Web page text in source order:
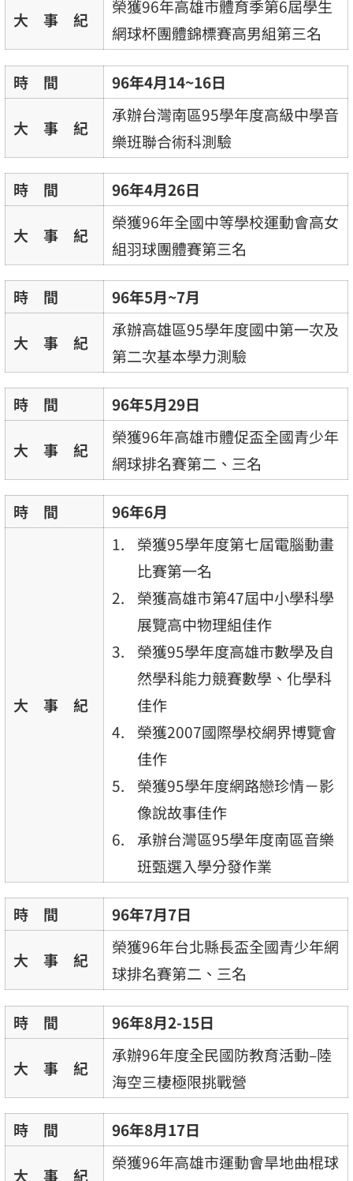
大 事 紀
榮獲96年高雄市體育季第6屆學生
網球杯團體錦標賽高男組第三名
時 間 96年4月14~16日
大 事 紀
承辦台灣南區95學年度高級中學音
樂班聯合術科測驗
時 間 96年4月26日
大 事 紀
榮獲96年全國中等學校運動會高女
組羽球團體賽第三名
時 間 96年5月~7月
大 事 紀
承辦高雄區95學年度國中第一次及
第二次基本學力測驗
時 間 96年5月29日
大 事 紀
榮獲96年高雄市體促盃全國青少年
網球排名賽第二、三名
時 間 96年6月
大 事 紀
榮獲95學年度第七屆電腦動畫
比賽第一名
榮獲高雄市第47屆中小學科學
展覽高中物理組佳作
榮獲95學年度高雄市數學及自
然學科能力競賽數學、化學科
佳作
榮獲2007國際學校網界博覽會
佳作
榮獲95學年度網路戀珍情－影
像說故事佳作
承辦台灣區95學年度南區音樂
班甄選入學分發作業
時 間 96年7月7日
大 事 紀
榮獲96年台北縣長盃全國青少年網
球排名賽第二、三名
時 間 96年8月2-15日
大 事 紀
承辦96年度全民國防教育活動–陸
海空三棲極限挑戰營
時 間 96年8月17日
大 事 紀
榮獲96年高雄市運動會旱地曲棍球